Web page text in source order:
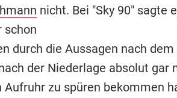
nicht. Bei "Sky 90" sagte
schon
durch die Aussagen nach
der Niederlage absolut gar
zu spüren bekommen